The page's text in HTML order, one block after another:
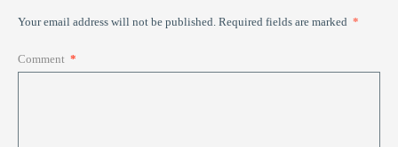
Your email address will not be published. Required fields are marked *
Comment *